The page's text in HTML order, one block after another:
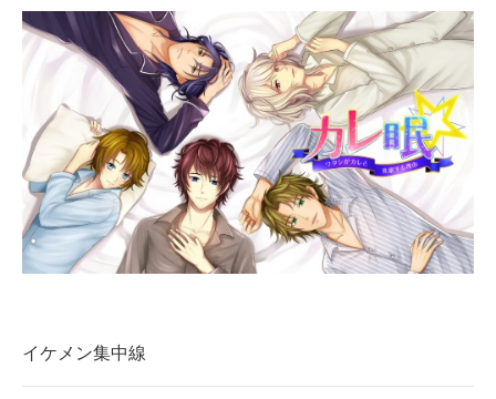
AI活用のいまが分かる
企業ITのトレンドを詳説
経営リーダーのコミュニティ
マーケ×ITの今がよく分かる
ITエンジニア向け専門サイト
企業向けIT製品の総合サイト
製造業のIT導入・活用を支援
モノづくり技術者専門サイト
イケメン集中線